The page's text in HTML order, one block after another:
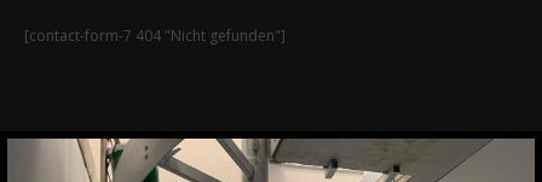
[contact-form-7 404 "Nicht gefunden"]